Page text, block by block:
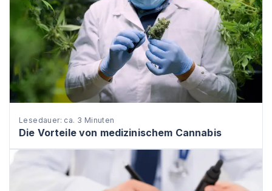
Lesedauer: ca. 3 Minuten
Die Vorteile von medizinischem Cannabis